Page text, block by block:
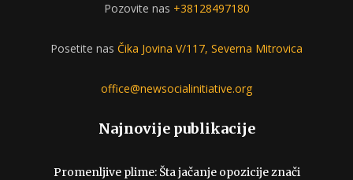
Pozovite nas +38128497180
Posetite nas Čika Jovina V/117, Severna Mitrovica
office@newsocialinitiative.org
Najnovije publikacije
Promenljive plime: Šta jačanje opozicije znači